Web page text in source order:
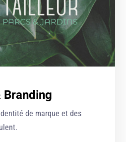
Branding
de marque et des